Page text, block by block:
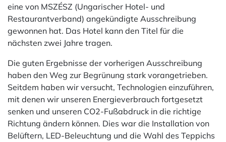
eine von MSZÉSZ (Ungarischer Hotel- und
Restaurantverband) angekündigte Ausschreibung
gewonnen hat. Das Hotel kann den Titel für die
nächsten zwei Jahre tragen.
Die guten Ergebnisse der vorherigen Ausschreibung
haben den Weg zur Begrünung stark vorangetrieben.
Seitdem haben wir versucht, Technologien einzuführen,
mit denen wir unseren Energieverbrauch fortgesetzt
senken und unseren CO2-Fußabdruck in die richtige
Richtung ändern können. Dies war die Installation von
Belüftern, LED-Beleuchtung und die Wahl des Teppichs